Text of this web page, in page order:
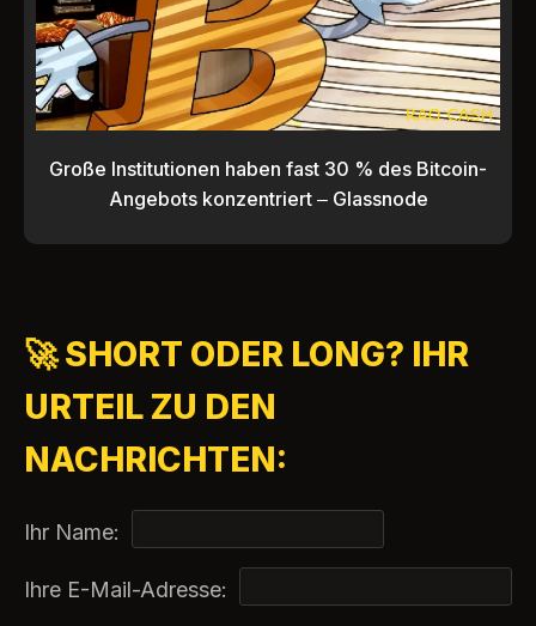
Große Institutionen haben fast 30 % des Bitcoin-
Angebots konzentriert – Glassnode
🚀 SHORT ODER LONG? IHR
URTEIL ZU DEN
NACHRICHTEN:
Ihr Name:
Ihre E-Mail-Adresse: